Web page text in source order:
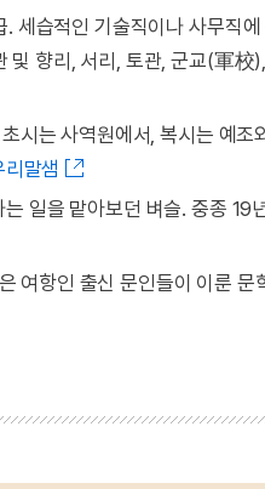
세습적인 기술직이나 사무직
및 향리, 서리, 토관, 군교(軍
시는 사역원에서, 복시는 예조
리말샘
일을 맡아보던 벼슬. 중종
은 여항인 출신 문인들이